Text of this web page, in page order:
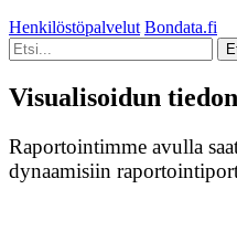
Henkilöstöpalvelut Bondata.fi
Visualisoidun
Raportointimme avulla
dynaamisiin